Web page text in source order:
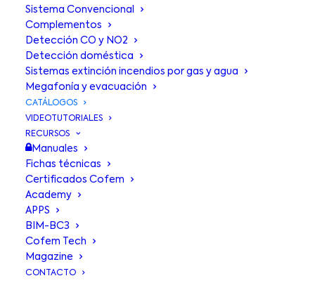
Sistema Convencional
Complementos
Detección CO y NO2
Detección doméstica
Sistemas extinción incendios por gas y agua
Megafonía y evacuación
CATÁLOGOS
VIDEOTUTORIALES
RECURSOS
Manuales
Fichas técnicas
Certificados Cofem
Academy
APPS
BIM-BC3
Cofem Tech
Magazine
CONTACTO
COFEM |
Tecnología
alcance de tu